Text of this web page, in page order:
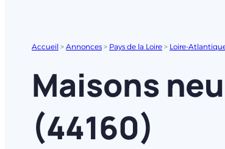
Accueil > Annonces > Pays de la Loire > Loire-
Maisons
(44160)